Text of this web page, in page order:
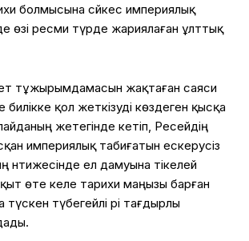
болмысына сәйкес империялық
өзі ресми түрде жариялаған ұлттық
тұжырымдамасын жақтаған саяси
билікке қол жеткізуді көздеген қысқа
жетегінде кетіп, Ресейдің
империялық табиғатын ескерусіз
ел дамуына тікелей
өте келе тарихи маңызы барған
түбегейлі әрі тағдырлы